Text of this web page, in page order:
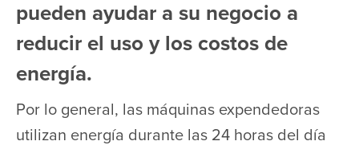
pueden ayudar a su negocio a
reducir el uso y los costos de
energía.
Por lo general, las máquinas expendedoras
utilizan energía durante las 24 horas del día